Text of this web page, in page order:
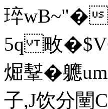
琗wB~"�
5q 畋
煀鞤�軈
子,J饮分